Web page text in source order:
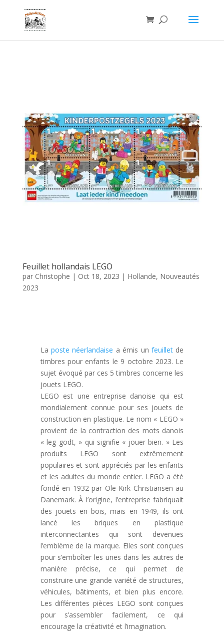
Feuillet hollandais LEGO
par Christophe | Oct 18, 2023 | Hollande, Nouveautés
2023
Laposte néerlandaise a émis un feuilletde
timbres pour enfants le 9 octobre 2023. Le
sujet évoqué par ces 5 timbres concerne les
jouets LEGO.
LEGO est une entreprise danoise qui est
mondialement connue pour ses jouets de
construction en plastique. Le nom « LEGO »
provient de la contraction des mots danois
« leg godt, » qui signifie « jouer bien. » Les
produits LEGO sont extrêmement
populaires et sont appréciés par les enfants
et les adultes du monde entier. LEGO a été
fondé en 1932 par Ole Kirk Christiansen au
Danemark. À l’origine, l’entreprise fabriquait
des jouets en bois, mais en 1949, ils ont
lancé les briques en plastique
interconnectantes qui sont devenues
l’emblème de la marque. Elles sont conçues
pour s’emboîter les unes dans les autres de
manière précise, ce qui permet de
construire une grande variété de structures,
véhicules, bâtiments, et bien plus encore.
Les différentes pièces LEGO sont conçues
pour s’assembler facilement, ce qui
encourage la créativité et l’imagination.